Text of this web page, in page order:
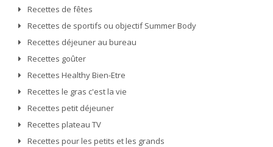
Recettes de fêtes
Recettes de sportifs ou objectif Summer Body
Recettes déjeuner au bureau
Recettes goûter
Recettes Healthy Bien-Etre
Recettes le gras c'est la vie
Recettes petit déjeuner
Recettes plateau TV
Recettes pour les petits et les grands